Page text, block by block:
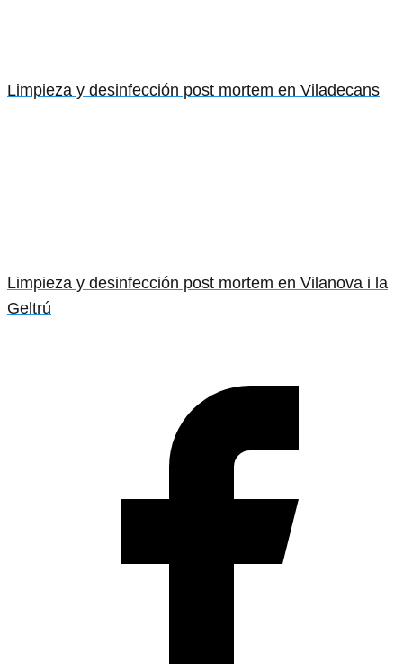
Limpieza y desinfección post mortem en Viladecans
Limpieza y desinfección post mortem en Vilanova i la
Geltrú